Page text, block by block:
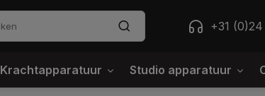
+31
Krachtapparatuur Studio apparatuur